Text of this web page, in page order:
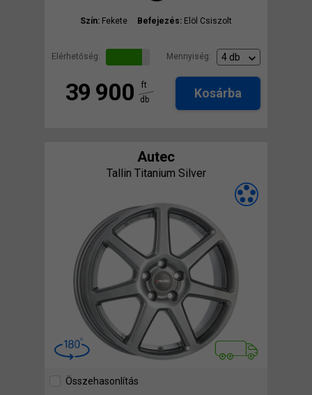
Szín: Fekete Befejezés: Elöl Csiszolt
Elérhetőség: Mennyiség:
39 900
ft
db
Kosárba
Autec
Tallin Titanium Silver
Összehasonlítás